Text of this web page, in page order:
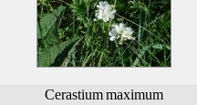
Cerastiummaximum